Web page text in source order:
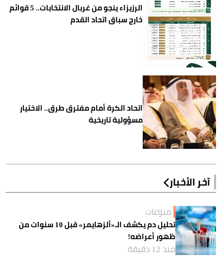
الرزيزاء ينجو من غربال الانتخابات.. 5 قوائم
خارج سباق اتحاد القدم
اتحاد الكرة أمام مفترق طرق.. الاختيار
مسؤولية تاريخية
آخر الأخبار
منوعات
تحليل دم يكشف الـ«ألزهايمر» قبل 10 سنوات من
ظهور أعراضه!
منذ 12 دقيقة